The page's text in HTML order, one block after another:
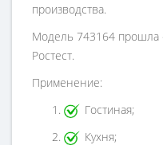
производства.
Модель 743164 прошла
Ростест.
Применение:
Гостиная;
Кухня;